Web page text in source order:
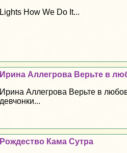
Lights How We Do It...
Ирина Аллегрова Верьте в
Ирина Аллегрова Верьте в
девчонки...
Рождество Кама Сутра